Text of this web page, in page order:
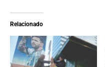
Relacionado